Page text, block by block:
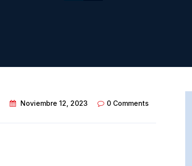
Noviembre 12, 2023 0 Comments